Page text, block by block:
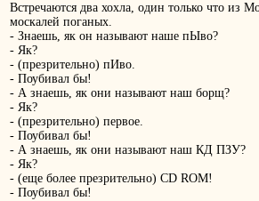
Встречаются два хохла, один только что из
москалей поганых.
- Знаешь, як он называют наше пЫво?
- Як?
- (презрительно) пИво.
- Поубивал бы!
- А знаешь, як они называют наш борщ?
- Як?
- (презрительно) первое.
- Поубивал бы!
- А знаешь, як они называют наш КД ПЗУ?
- Як?
- (еще более презрительно) CD ROM!
- Поубивал бы!